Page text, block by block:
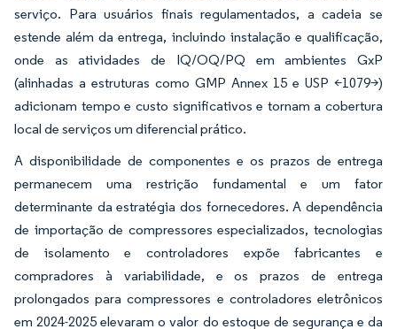
serviço. Para usuários finais regulamentados, a cadeia se
estende além da entrega, incluindo instalação e qualificação,
onde as atividades de IQ/OQ/PQ em ambientes GxP
(alinhadas a estruturas como GMP Annex 15 e USP <1079>)
adicionam tempo e custo significativos e tornam a cobertura
local de serviços um diferencial prático.
A disponibilidade de componentes e os prazos de entrega
permanecem uma restrição fundamental e um fator
determinante da estratégia dos fornecedores. A dependência
de importação de compressores especializados, tecnologias
de isolamento e controladores expõe fabricantes e
compradores à variabilidade, e os prazos de entrega
prolongados para compressores e controladores eletrônicos
em 2024-2025 elevaram o valor do estoque de segurança e da